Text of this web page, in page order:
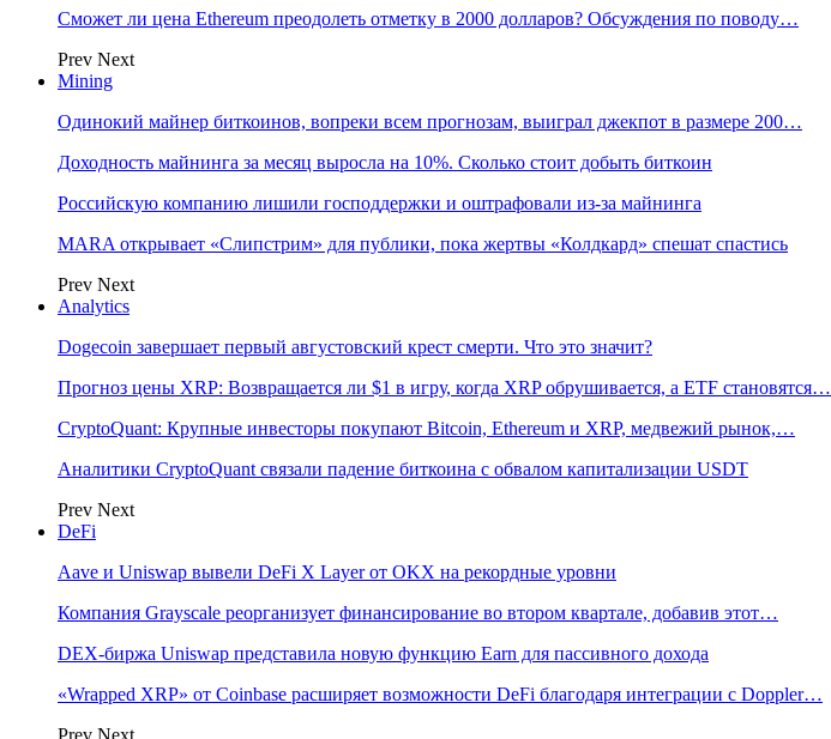
Сможет ли цена Ethereum преодолеть отметку в 2000 долларов? Обсуждения по поводу…
Prev Next
Mining
Одинокий майнер биткоинов, вопреки всем прогнозам, выиграл джекпот в размере 200…
Доходность майнинга за месяц выросла на 10%. Сколько стоит добыть биткоин
Российскую компанию лишили господдержки и оштрафовали из-за майнинга
MARA открывает «Слипстрим» для публики, пока жертвы «Колдкард» спешат спастись
Prev Next
Analytics
Dogecoin завершает первый августовский крест смерти. Что это значит?
Прогноз цены XRP: Возвращается ли $1 в игру, когда XRP обрушивается, а ETF становятся…
CryptoQuant: Крупные инвесторы покупают Bitcoin, Ethereum и XRP, медвежий рынок,…
Аналитики CryptoQuant связали падение биткоина с обвалом капитализации USDT
Prev Next
DeFi
Aave и Uniswap вывели DeFi X Layer от OKX на рекордные уровни
Компания Grayscale реорганизует финансирование во втором квартале, добавив этот…
DEX-биржа Uniswap представила новую функцию Earn для пассивного дохода
«Wrapped XRP» от Coinbase расширяет возможности DeFi благодаря интеграции с Doppler…
Prev Next